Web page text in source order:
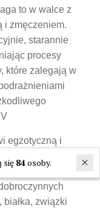
to w walce z
i zmęczeniem.
starannie
procesy
które zalegają w
egzotyczną i
miękką i
związki
się 84osoby.